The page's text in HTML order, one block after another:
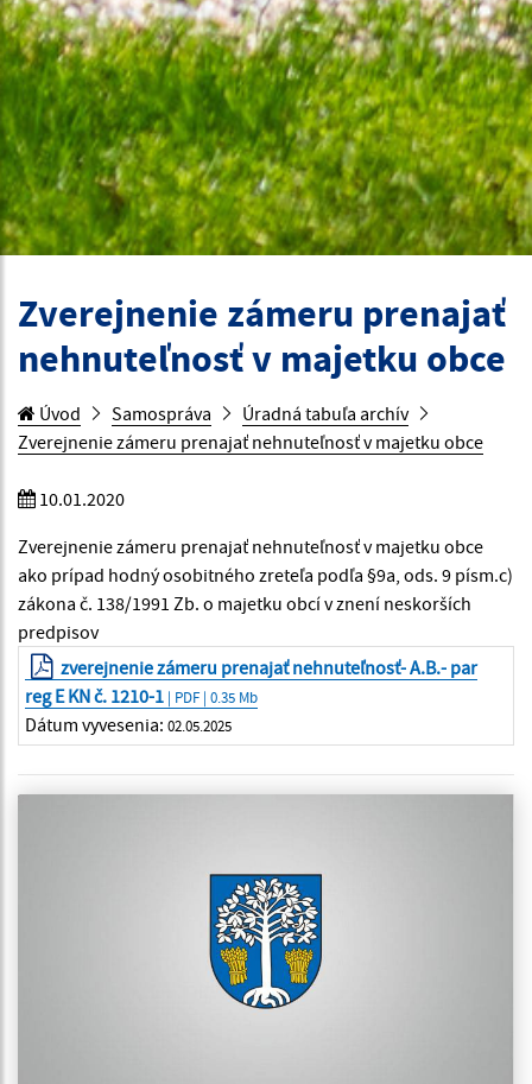
Zverejnenie zámeru prenajať
nehnuteľnosť v majetku obce
Úvod Samospráva
Úradná tabuľa archív
Zverejnenie zámeru prenajať nehnuteľnosť v majetku obce
10.01.2020
Zverejnenie zámeru prenajať nehnuteľnosť v majetku obce
ako prípad hodný osobitného zreteľa podľa §9a, ods. 9 písm.c)
zákona č. 138/1991 Zb. o majetku obcí v znení neskorších
predpisov
zverejnenie zámeru prenajať nehnuteľnosť- A.B.- par
reg E KN č. 1210-1 | PDF | 0.35 Mb
Dátum vyvesenia: 02.05.2025